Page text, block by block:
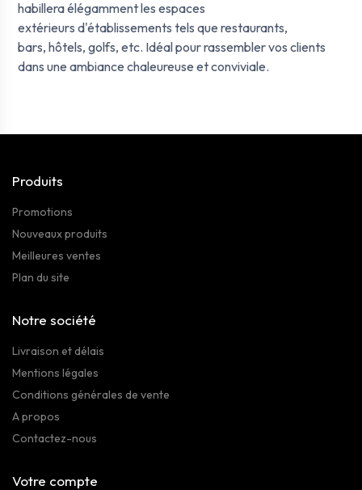
habillera élégamment les espaces
extérieurs d'établissements tels que restaurants,
bars, hôtels, golfs, etc. Idéal pour rassembler vos clients
dans une ambiance chaleureuse et conviviale.
Produits
Promotions
Nouveaux produits
Meilleures ventes
Plan du site
Notre société
Livraison et délais
Mentions légales
Conditions générales de vente
A propos
Contactez-nous
Votre compte